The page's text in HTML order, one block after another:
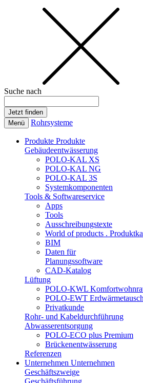
Suche nach
Menü Rohrsysteme
Produkte Produkte
Gebäudeentwässerung
POLO-KAL XS
POLO-KAL NG
POLO-KAL 3S
Systemkomponenten
Tools & Softwareservice
Apps
Tools
Ausschreibungstexte
World of products .
BIM
Daten für
Planungssoftware
CAD-Katalog
Lüftung
POLO-KWL
POLO-EWT
Privatkunde
Rohr- und Kabeldurchführung
Abwasserentsorgung
POLO-ECO plus Premium
Brückenentwässerung
Referenzen
Unternehmen Unternehmen
Geschäftszweige